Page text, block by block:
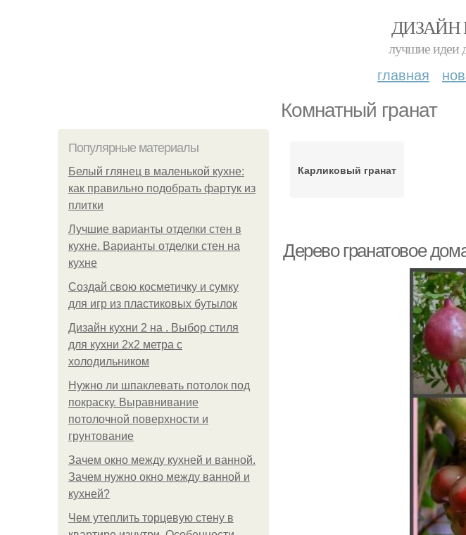
ДИЗАЙН
лучшие идеи
главная
Комнатный гранат
Популярные материалы
Белый глянец в маленькой кухне:
как правильно подобрать фартук из
плитки
Лучшие варианты отделки стен в
кухне. Варианты отделки стен на
кухне
Создай свою косметичку и сумку
для игр из пластиковых бутылок
Дизайн кухни 2 на . Выбор стиля
для кухни 2х2 метра с
холодильником
Нужно ли шпаклевать потолок под
покраску. Выравнивание
потолочной поверхности и
грунтование
Зачем окно между кухней и ванной.
Зачем нужно окно между ванной и
кухней?
Чем утеплить торцевую стену в
Карликовый гранат
Дерево гранатовое